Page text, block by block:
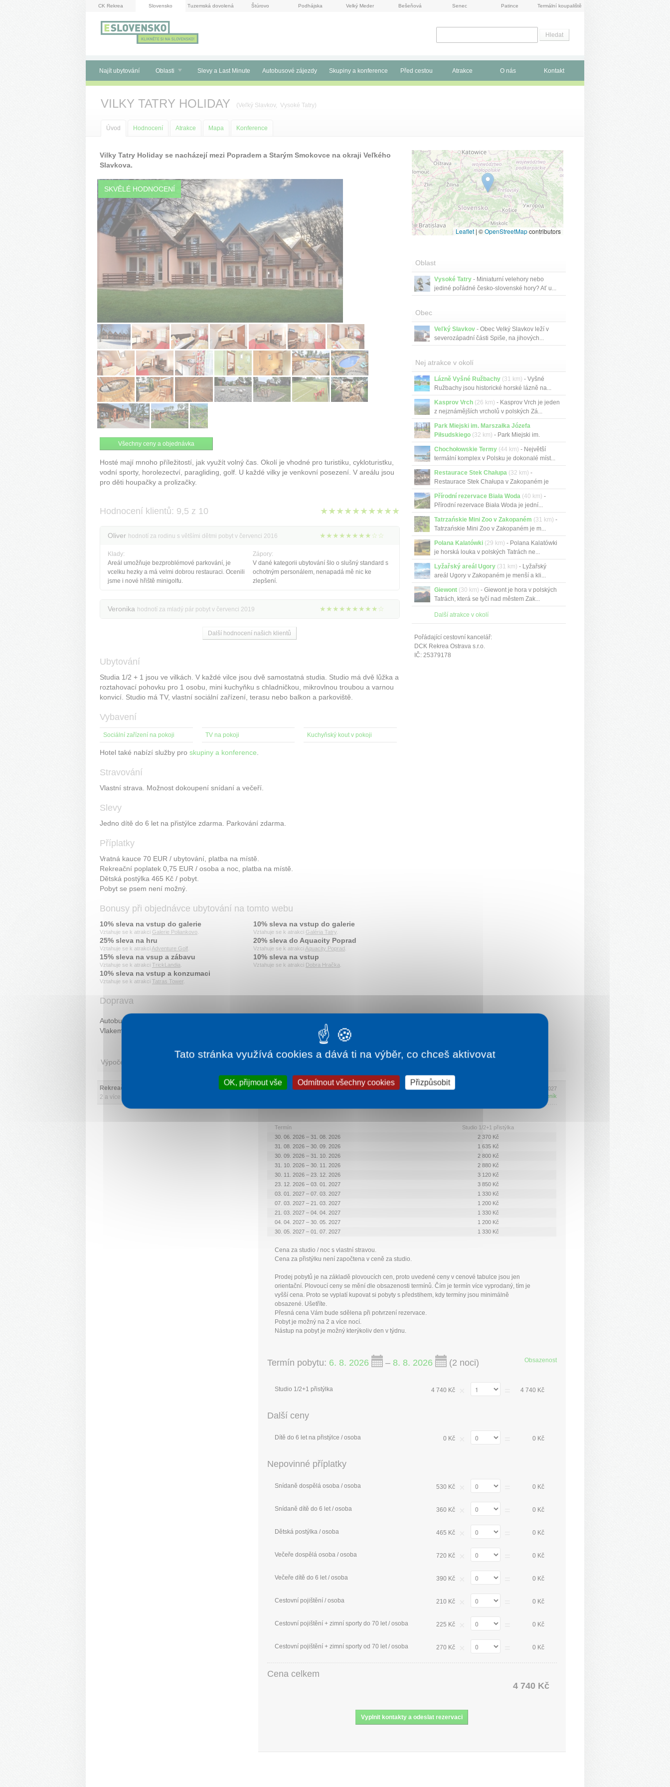
CK Rekrea Slovensko Tuzemská dovolená Štúrovo Podhájska Velký Meder Bešeňová Senec Patince Termální koupaliště
Najít ubytování Oblasti Slevy a Last Minute Autobusové zájezdy Skupiny a konference Před cestou Atrakce O nás Kontakt
VILKY TATRY HOLIDAY (Veľký Slavkov, Vysoké Tatry)
Úvod Hodnocení Atrakce Mapa Konference
Vilky Tatry Holiday se nacházejí mezi Popradem a Starým Smokovce na okraji Veľkého
Slavkova.
SKVĚLÉ HODNOCENÍ
Všechny ceny a objednávka
Hosté mají mnoho příležitostí, jak využít volný čas. Okolí je vhodné pro turistiku, cykloturistku,
vodní sporty, horolezectví, paragliding, golf. U každé vilky je venkovní posezení. V areálu jsou
pro děti houpačky a prolizačky.
Hodnocení klientů: 9,5 z 10 ★★★★★★★★★★
Oliver hodnotí za rodinu s většími dětmi pobyt v červenci 2016 ★★★★★★★★☆☆
Klady:
Areál umožňuje bezproblémové parkování, je
vcelku hezky a má velmi dobrou restauraci. Ocenili
jsme i nové hřiště minigolfu.
Zápory:
V dané kategorii ubytování šlo o slušný standard s
ochotným personálem, nenapadá mě nic ke
zlepšení.
Veronika hodnotí za mladý pár pobyt v červenci 2019 ★★★★★★★★★☆
Další hodnocení našich klientů
Ubytování
Studia 1/2 + 1 jsou ve vilkách. V každé vilce jsou dvě samostatná studia. Studio má dvě lůžka a
roztahovací pohovku pro 1 osobu, mini kuchyňku s chladničkou, mikrovlnou troubou a varnou
konvicí. Studio má TV, vlastní sociální zařízení, terasu nebo balkon a parkoviště.
Vybavení
Sociální zařízení na pokoji TV na pokoji Kuchyňský kout v pokoji
Hotel také nabízí služby pro skupiny a konference
Stravování
Vlastní strava. Možnost dokoupení snídaní a večeří.
Slevy
Jedno dítě do 6 let na přistýlce zdarma. Parkování zdarma.
Příplatky
Vratná kauce 70 EUR / ubytování, platba na místě.
Rekreační poplatek 0,75 EUR / osoba a noc, platba na místě.
Dětská postýlka 465 Kč / pobyt.
Pobyt se psem není možný.
Bonusy při objednávce ubytování na tomto webu
10% sleva na vstup do galerie
Vztahuje se k atrakci Galerie Poliankovo
10% sleva na vstup do galerie
Vztahuje se k atrakci Galéria Tatry.
25% sleva na hru
Vztahuje se k atrakci Adventure Golf
20% sleva do Aquacity Poprad
Vztahuje se k atrakci Aquacity Poprad
15% sleva na vsup a zábavu
Vztahuje se k atrakci TrickLandia
10% sleva na vstup
Vztahuje se k atrakci Dobra Hračka
10% sleva na vstup a konzumaci
Vztahuje se k atrakci Tatras Tower
Doprava
Autobusem do Popradu, dále do Velkého Slavkova, zastávka cca 200 m.
Vlakem do Popradu, dále do Veľkého Slavkova, zastávka cca 900 m od areálu.
Leaflet | ©OpenStreetMapcontributors
Oblast
Vysoké Tatry - Miniaturní velehory nebo
jediné pořádné česko-slovenské hory? Ať u...
Obec
Veľký Slavkov - Obec Velký Slavkov leží v
severozápadní části Spiše, na jihových...
Nej atrakce v okolí
Lázně Vyšné Ružbachy (31 km) - Vyšné
Ružbachy jsou historické horské lázně na...
Kasprov Vrch (26 km) - Kasprov Vrch je jeden
z nejznámějších vrcholů v polských Zá...
Park Miejski im. Marszałka Józefa
Piłsudskiego (32 km) - Park Miejski im.
Marsz...
Chochołowskie Termy (44 km) - Největší
termální komplex v Polsku je dokonalé míst...
Restaurace Stek Chałupa (32 km) -
Restaurace Stek Chałupa v Zakopaném je
tradiční...
Přírodní rezervace Biała Woda (40 km) -
Přírodní rezervace Biała Woda je jední...
Tatrzańskie Mini Zoo v Zakopaném (31 km) -
Tatrzańskie Mini Zoo v Zakopaném je m...
Polana Kalatówki (29 km) - Polana Kalatówki
je horská louka v polských Tatrách ne...
Lyžařský areál Ugory (31 km) - Lyžařský
areál Ugory v Zakopaném je menší a kli...
Giewont (30 km) - Giewont je hora v polských
Tatrách, která se tyčí nad městem Zak...
Další atrakce v okolí
Pořádající cestovní kancelář:
DCK Rekrea Ostrava s.r.o.
IČ: 25379178
Výpočet ceny
Rekreační pobyt
2 a více nocí od
Rekreační pobyt
Platí 30. 6. 2026 - 1. 7. 2027
Kompletní ceník
Termín
Studio 1/2+1 přistýlka
30. 06. 2026 – 31. 08. 2026
2 370 Kč
31. 08. 2026 – 30. 09. 2026
1 635 Kč
30. 09. 2026 – 31. 10. 2026
2 800 Kč
31. 10. 2026 – 30. 11. 2026
2 880 Kč
30. 11. 2026 – 23. 12. 2026
3 120 Kč
23. 12. 2026 – 03. 01. 2027
3 850 Kč
03. 01. 2027 – 07. 03. 2027
1 330 Kč
07. 03. 2027 – 21. 03. 2027
1 200 Kč
21. 03. 2027 – 04. 04. 2027
1 330 Kč
04. 04. 2027 – 30. 05. 2027
1 200 Kč
30. 05. 2027 – 01. 07. 2027
1 330 Kč
Cena za studio / noc s vlastní stravou.
Cena za přistýlku není započtena v ceně za studio.
Prodej pobytů je na základě plovoucích cen, proto uvedené ceny v cenové tabulce jsou jen
orientační. Plovoucí ceny se mění dle obsazenosti termínů. Čím je termín více vyprodaný, tím je
vyšší cena. Proto se vyplatí kupovat si pobyty s předstihem, kdy termíny jsou minimálně
obsazené. Ušetříte.
Přesná cena Vám bude sdělena při potvrzení rezervace.
Pobyt je možný na 2 a více nocí.
Nástup na pobyt je možný kterýkoliv den v týdnu.
Obsazenost
Termín pobytu: 6. 8. 2026 – 8. 8. 2026 (2 noci)
Studio 1/2+1 přistýlka 4 740 Kč 4 740 Kč
Další ceny
Dítě do 6 let na přistýlce / osoba 0 Kč 0 Kč
Nepovinné příplatky
Snídaně dospělá osoba / osoba 530 Kč 0 Kč
Snídaně dítě do 6 let / osoba 360 Kč 0 Kč
Dětská postýlka / osoba 465 Kč 0 Kč
Večeře dospělá osoba / osoba 720 Kč 0 Kč
Večeře dítě do 6 let / osoba 390 Kč 0 Kč
Cestovní pojištění / osoba 210 Kč 0 Kč
Cestovní pojištění + zimní sporty do 70 let / osoba 225 Kč 0 Kč
Cestovní pojištění + zimní sporty od 70 let / osoba 270 Kč 0 Kč
Cena celkem
4 740 Kč
Tato stránka využívá cookies a dává ti na výběr, co chceš aktivovat
OK, přijmout vše Odmítnout všechny cookies Přizpůsobit